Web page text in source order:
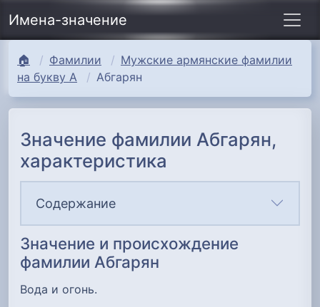
Имена-значение
🏠 Фамилии
Мужские армянские фамилии
на букву А
Абгарян
Значение фамилии Абгарян,
характеристика
Содержание
Значение и происхождение
фамилии Абгарян
Вода и огонь.